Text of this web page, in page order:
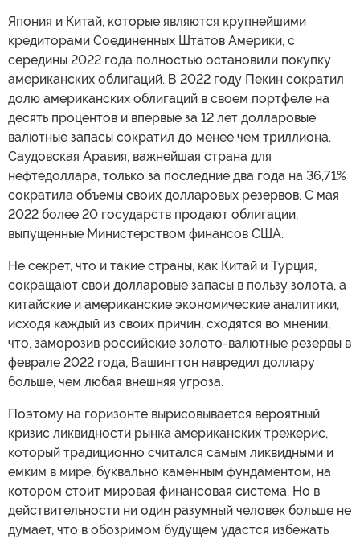
Япония и Китай, которые являются крупнейшими
кредиторами Соединенных Штатов Америки, с
середины 2022 года полностью остановили покупку
американских облигаций. В 2022 году Пекин сократил
долю американских облигаций в своем портфеле на
десять процентов и впервые за 12 лет долларовые
валютные запасы сократил до менее чем триллиона.
Саудовская Аравия, важнейшая страна для
нефтедоллара, только за последние два года на 36,71%
сократила объемы своих долларовых резервов. С мая
2022 более 20 государств продают облигации,
выпущенные Министерством финансов США.
Не секрет, что и такие страны, как Китай и Турция,
сокращают свои долларовые запасы в пользу золота, а
китайские и американские экономические аналитики,
исходя каждый из своих причин, сходятся во мнении,
что, заморозив российские золото-валютные резервы в
феврале 2022 года, Вашингтон навредил доллару
больше, чем любая внешняя угроза.
Поэтому на горизонте вырисовывается вероятный
кризис ликвидности рынка американских трежерис,
который традиционно считался самым ликвидными и
емким в мире, буквально каменным фундаментом, на
котором стоит мировая финансовая система. Но в
действительности ни один разумный человек больше не
думает, что в обозримом будущем удастся избежать